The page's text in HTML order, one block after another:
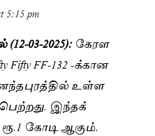
5:15 pm
03-2025): கேரள
Fifty FF-132 -க்கான
உள்ள
இந்தக்
ரூ.1 கோடி ஆகும்.